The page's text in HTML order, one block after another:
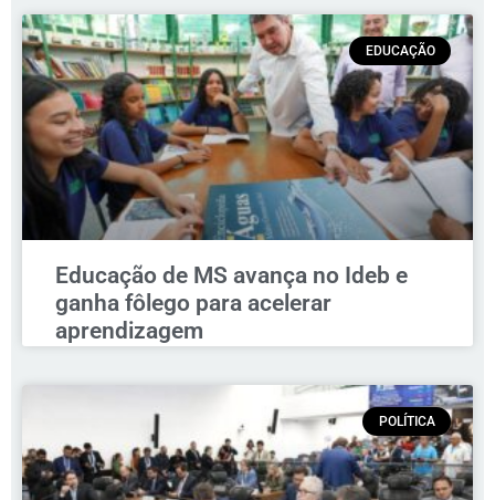
EDUCAÇÃO
Educação de MS avança no Ideb e
ganha fôlego para acelerar
aprendizagem
POLÍTICA